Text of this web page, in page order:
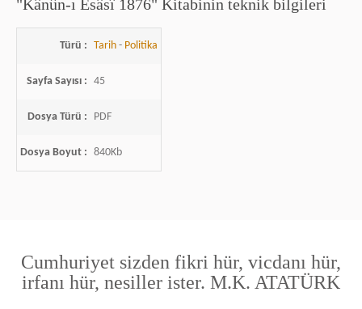
"Kânûn-ı Esâsî 1876" Kitabinin teknik bilgileri
Türü : Tarih - Politika
Sayfa Sayısı : 45
Dosya Türü : PDF
Dosya Boyut : 840Kb
Cumhuriyet sizden fikri hür, vicdanı hür,
irfanı hür, nesiller ister. M.K. ATATÜRK